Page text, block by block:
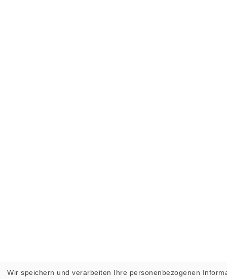
Wir speichern und verarbeiten Ihre personenbezogenen